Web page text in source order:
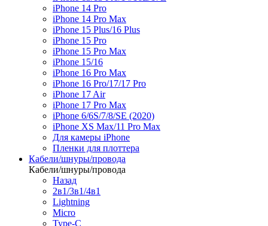
iPhone 14 Pro
iPhone 14 Pro Max
iPhone 15 Plus/16 Plus
iPhone 15 Pro
iPhone 15 Pro Max
iPhone 15/16
iPhone 16 Pro Max
iPhone 16 Pro/17/17 Pro
iPhone 17 Air
iPhone 17 Pro Max
iPhone 6/6S/7/8/SE (2020)
iPhone XS Max/11 Pro Max
Для камеры iPhone
Пленки для плоттера
Кабели/шнуры/провода
Кабели/шнуры/провода
Назад
2в1/3в1/4в1
Lightning
Micro
Type-C